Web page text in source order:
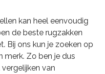
kan heel eenvoudig
de beste rugzakken
Bij ons kun je zoeken op
merk. Zo ben je dus
van